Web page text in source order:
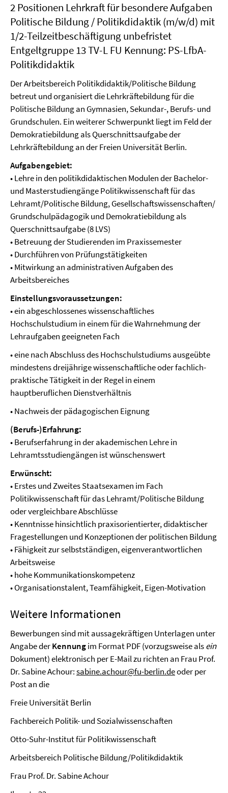
2 Positionen Lehrkraft für besondere Aufgaben
Politische Bildung / Politikdidaktik (m/w/d) mit
1/2-Teilzeitbeschäftigung unbefristet
Entgeltgruppe 13 TV-L FU Kennung: PS-LfbA-
Politikdidaktik
Der Arbeitsbereich Politikdidaktik/Politische Bildung
betreut und organisiert die Lehrkräftebildung für die
Politische Bildung an Gymnasien, Sekundar-, Berufs- und
Grundschulen. Ein weiterer Schwerpunkt liegt im Feld der
Demokratiebildung als Querschnittsaufgabe der
Lehrkräftebildung an der Freien Universität Berlin.
Aufgabengebiet:
• Lehre in den politikdidaktischen Modulen der Bachelor-
und Masterstudiengänge Politikwissenschaft für das
Lehramt/Politische Bildung, Gesellschaftswissenschaften/
Grundschulpädagogik und Demokratiebildung als
Querschnittsaufgabe (8 LVS)
• Betreuung der Studierenden im Praxissemester
• Durchführen von Prüfungstätigkeiten
• Mitwirkung an administrativen Aufgaben des
Arbeitsbereiches
Einstellungsvoraussetzungen:
• ein abgeschlossenes wissenschaftliches
Hochschulstudium in einem für die Wahrnehmung der
Lehraufgaben geeigneten Fach
• eine nach Abschluss des Hochschulstudiums ausgeübte
mindestens dreijährige wissenschaftliche oder fachlich-
praktische Tätigkeit in der Regel in einem
hauptberuflichen Dienstverhältnis
• Nachweis der pädagogischen Eignung
(Berufs-)Erfahrung:
• Berufserfahrung in der akademischen Lehre in
Lehramtsstudiengängen ist wünschenswert
Erwünscht:
• Erstes und Zweites Staatsexamen im Fach
Politikwissenschaft für das Lehramt/Politische Bildung
oder vergleichbare Abschlüsse
• Kenntnisse hinsichtlich praxisorientierter, didaktischer
Fragestellungen und Konzeptionen der politischen Bildung
• Fähigkeit zur selbstständigen, eigenverantwortlichen
Arbeitsweise
• hohe Kommunikationskompetenz
• Organisationstalent, Teamfähigkeit, Eigen-Motivation
Weitere Informationen
Bewerbungen sind mit aussagekräftigen Unterlagen unter
Angabe derKennungim Format PDF (vorzugsweise alsein
Dokument) elektronisch per E-Mail zu richten an Frau Prof.
Dr. Sabine Achour:sabine.achour@fu-berlin.deoder per
Post an die
Freie Universität Berlin
Fachbereich Politik- und Sozialwissenschaften
Otto-Suhr-Institut für Politikwissenschaft
Arbeitsbereich Politische Bildung/Politikdidaktik
Frau Prof. Dr. Sabine Achour